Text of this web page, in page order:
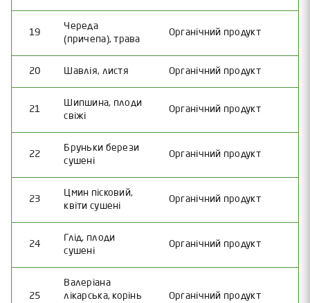
19
Череда
(причепа), трава
Органічний продукт
20 Шавлія, листя Органічний продукт
21
Шипшина, плоди
свіжі
Органічний продукт
22
Бруньки берези
сушені
Органічний продукт
23
Цмин пісковий,
квіти сушені
Органічний продукт
24
Глід, плоди
сушені
Органічний продукт
25
Валеріана
лікарська, корінь
Органічний продукт